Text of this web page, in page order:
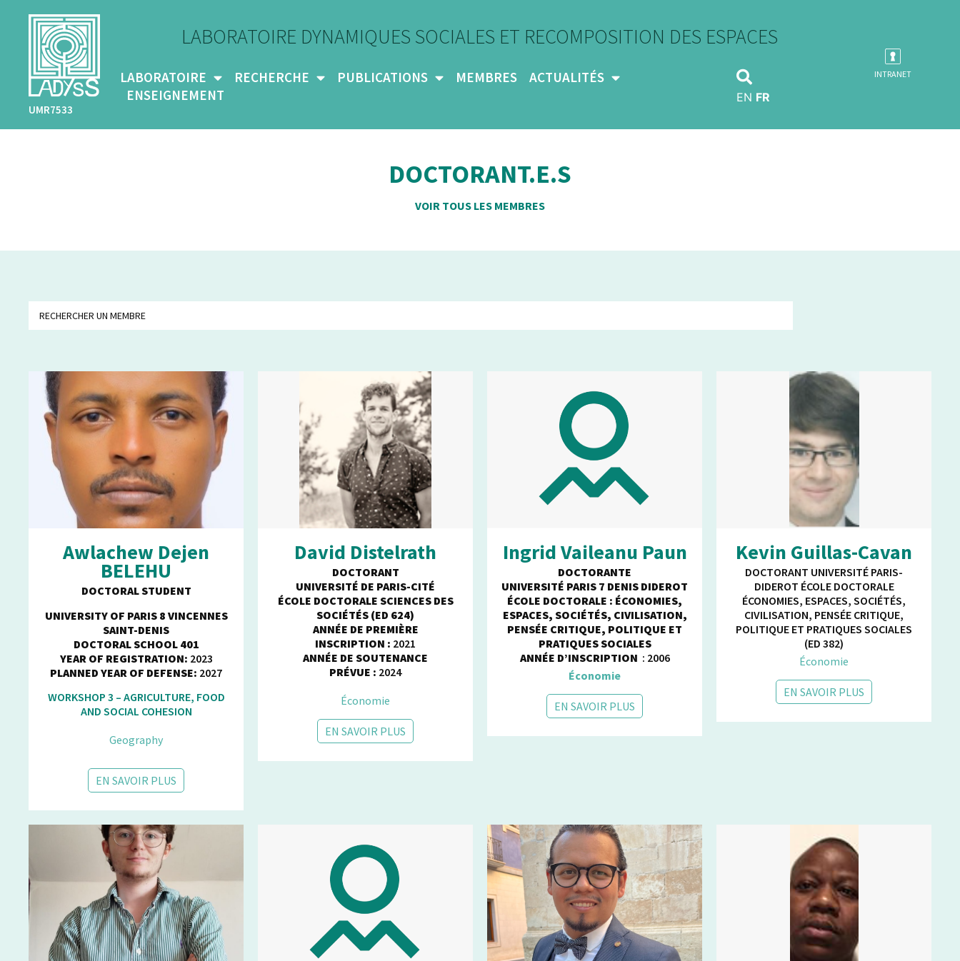
UMR7533
LABORATOIRE DYNAMIQUES SOCIALES ET RECOMPOSITION DES ESPACES
LABORATOIRE RECHERCHE PUBLICATIONS MEMBRES
ACTUALITÉS
ENSEIGNEMENT
EN FR
INTRANET
DOCTORANT.E.S
VOIR TOUS LES MEMBRES
Awlachew Dejen
BELEHU
DOCTORAL STUDENT
UNIVERSITY OF PARIS 8 VINCENNES
SAINT-DENIS
DOCTORAL SCHOOL 401
YEAR OF REGISTRATION: 2023
PLANNED YEAR OF DEFENSE: 2027
WORKSHOP 3 – AGRICULTURE, FOOD
AND SOCIAL COHESION
Geography
EN SAVOIR PLUS
David Distelrath
DOCTORANT
UNIVERSITÉ DE PARIS-CITÉ
ÉCOLE DOCTORALE SCIENCES DES
SOCIÉTÉS (ED 624)
ANNÉE DE PREMIÈRE
INSCRIPTION : 2021
ANNÉE DE SOUTENANCE
PRÉVUE : 2024
Économie
EN SAVOIR PLUS
Ingrid Vaileanu Paun
DOCTORANTE
UNIVERSITÉ PARIS 7 DENIS DIDEROT
ÉCOLE DOCTORALE : ÉCONOMIES,
ESPACES, SOCIÉTÉS, CIVILISATION,
PENSÉE CRITIQUE, POLITIQUE ET
PRATIQUES SOCIALES
ANNÉE D’INSCRIPTION : 2006
Économie
EN SAVOIR PLUS
Kevin Guillas-Cavan
DOCTORANT UNIVERSITÉ PARIS-
DIDEROT ÉCOLE DOCTORALE
ÉCONOMIES, ESPACES, SOCIÉTÉS,
CIVILISATION, PENSÉE CRITIQUE,
POLITIQUE ET PRATIQUES SOCIALES
(ED 382)
Économie
EN SAVOIR PLUS